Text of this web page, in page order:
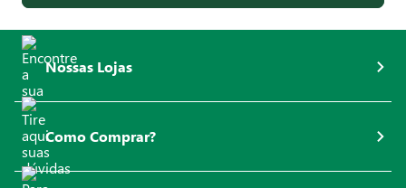
Nossas Lojas
Como Comprar?